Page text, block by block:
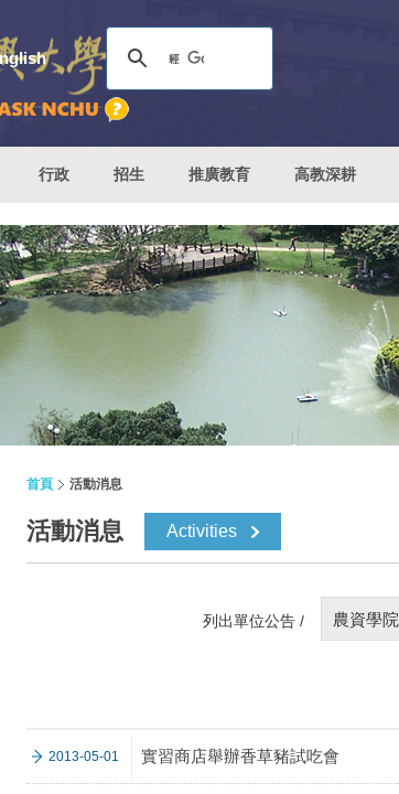
行政 招生 推廣教育 高教深耕
首頁 活動消息
活動消息 Activities
列出單位公告 / 農資學院
2013-05-01 實習商店舉辦香草豬試吃會